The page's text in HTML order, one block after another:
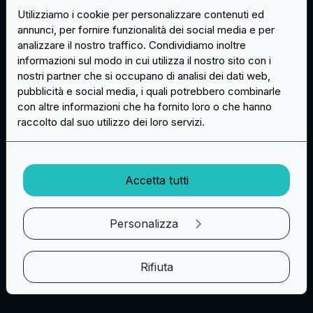
alle tue esigenze specifiche.
Scopri i servizi
Utilizziamo i cookie per personalizzare contenuti ed
annunci, per fornire funzionalità dei social media e per
analizzare il nostro traffico. Condividiamo inoltre
informazioni sul modo in cui utilizza il nostro sito con i
nostri partner che si occupano di analisi dei dati web,
pubblicità e social media, i quali potrebbero combinarle
con altre informazioni che ha fornito loro o che hanno
raccolto dal suo utilizzo dei loro servizi.
Accetta tutti
Personalizza
Rifiuta